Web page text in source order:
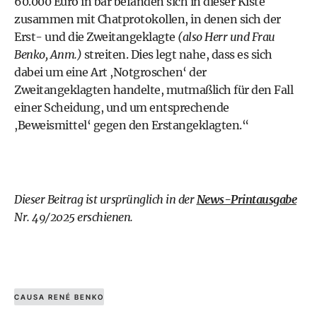
zusammen mit Chatprotokollen, in denen sich der
Erst- und die Zweitangeklagte (also Herr und Frau
Benko, Anm.) streiten. Dies legt nahe, dass es sich
dabei um eine Art ,Notgroschen‘ der
Zweitangeklagten handelte, mutmaßlich für den Fall
einer Scheidung, und um entsprechende
,Beweismittel‘ gegen den Erstangeklagten.“
Dieser Beitrag ist ursprünglich in der News-Printausgabe
Nr. 49/2025 erschienen.
CAUSA RENÉ BENKO